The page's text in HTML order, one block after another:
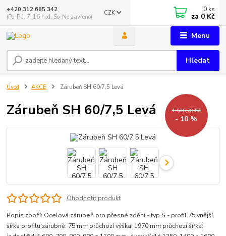
Menu
CZK
Hledat
+420 312 685 342
(Po-Pá, 7-16 hod. So-Ne zavřeno)
0 ks
za 0 Kč
Úvod AKCE Zárubeň SH 60/7,5 Levá
Zárubeň SH 60/7,5 Levá 1 536,70 Kč
- 10 %
Ohodnotit produkt
Popis zboží: Ocelová zárubeň pro přesné zdění - typ S - profil 75 vnější
šířka profilu zárubně: 75 mm průchozí výška: 1970 mm průchozí šířka: